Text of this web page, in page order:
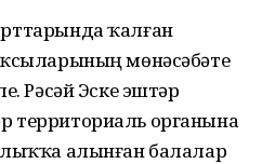
ҡалған
мөнәсәбәте
Рәсәй Эске эштәр
органына
алынған балалар